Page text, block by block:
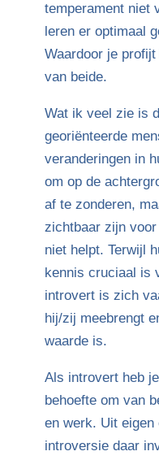
temperament niet
leren er optimaal
Waardoor je
van beide.
Wat ik veel zie is
georiënteerde
veranderingen in
om op de
af te zonderen,
zichtbaar zijn
niet helpt. Terwijl
kennis cruciaal is
introvert is zich
hij/zij meebrengt
waarde is.
Als introvert heb
behoefte om van
en werk. Uit
introversie daar